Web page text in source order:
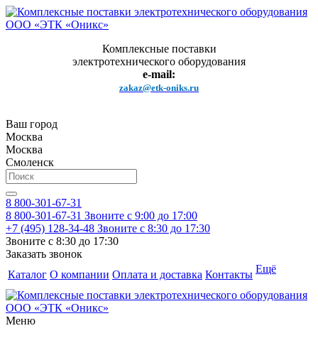
Комплексные поставки
электротехнического оборудования
e-mail:
zakaz@etk-oniks.ru
Ваш город
Москва
Москва
Смоленск
8 800-301-67-31
8 800-301-67-31 Звоните с 9:00 до 17:00
+7 (495) 128-34-48 Звоните с 8:30 до 17:30
Звоните с 8:30 до 17:30
Заказать звонок
Каталог О компании Оплата и доставка Контакты Ещё
Меню